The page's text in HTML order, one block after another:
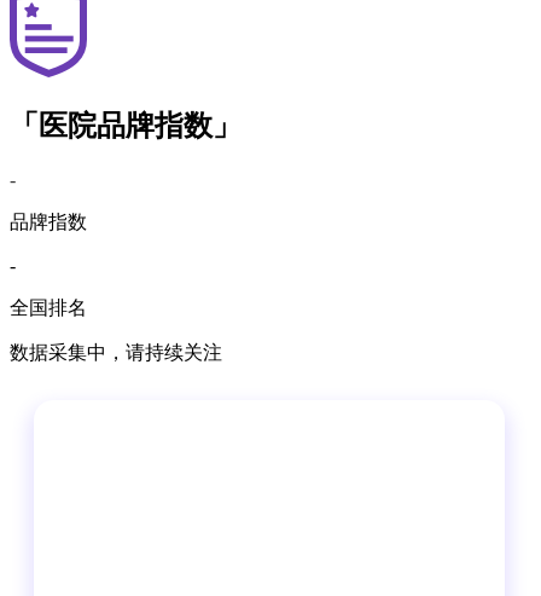
「医院品牌指数」
-
品牌指数
-
全国排名
数据采集中，请持续关注